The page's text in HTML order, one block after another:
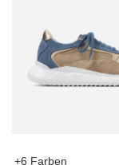
+6 Farben